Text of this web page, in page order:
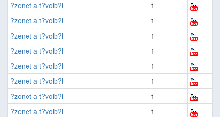
?zenet a t?volb?l
1
?zenet a t?volb?l
1
?zenet a t?volb?l
1
?zenet a t?volb?l
1
?zenet a t?volb?l
1
?zenet a t?volb?l
1
?zenet a t?volb?l
1
?zenet a t?volb?l
1